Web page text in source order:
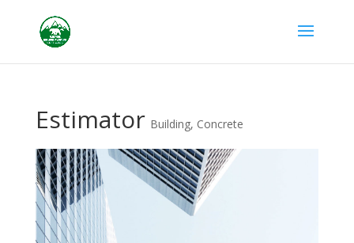
Estimator Building, Concrete